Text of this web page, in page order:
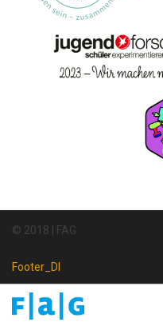
© 2018 | FAG
Footer_DI